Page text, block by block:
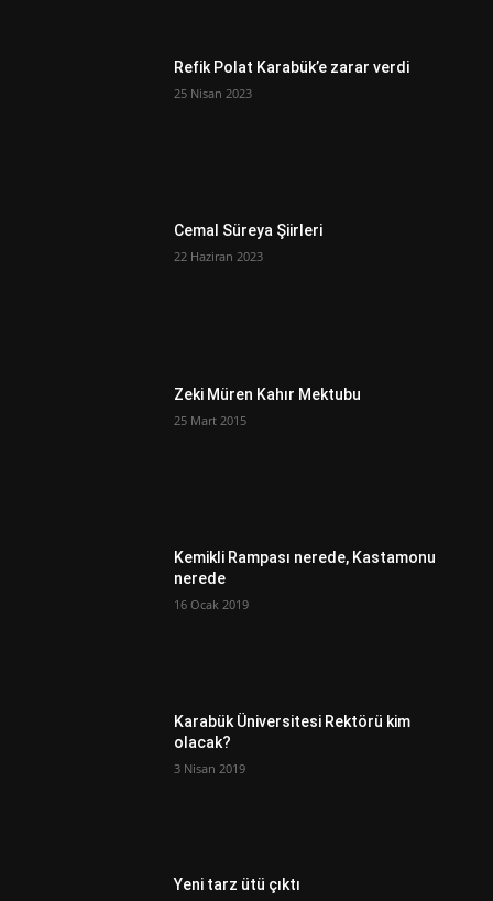
Refik Polat Karabük’e zarar verdi
25 Nisan 2023
Cemal Süreya Şiirleri
22 Haziran 2023
Zeki Müren Kahır Mektubu
25 Mart 2015
Kemikli Rampası nerede, Kastamonu
nerede
16 Ocak 2019
Karabük Üniversitesi Rektörü kim
olacak?
3 Nisan 2019
Yeni tarz ütü çıktı